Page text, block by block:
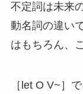
不定詞は未来
動名詞の違い
はもちろん、
［let O V~］